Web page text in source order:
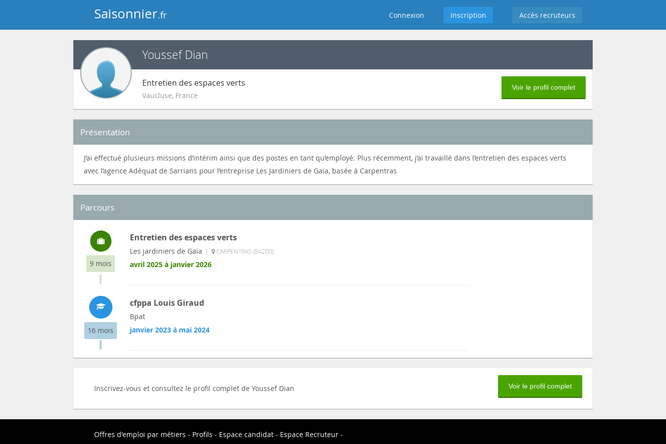
Saisonnier.fr Connexion Inscription Accès recruteurs
Youssef Dian
Entretien des espaces verts
Vaucluse, France
Voir le profil complet
Présentation
J’ai effectué plusieurs missions d’intérim ainsi que des postes en tant qu’employé. Plus récemment, j’ai travaillé dans l’entretien des espaces verts
avec l’agence Adéquat de Sarrians pour l’entreprise Les Jardiniers de Gaïa, basée à Carpentras
Parcours
9 mois
Entretien des espaces verts
Les jardiniers de Gaïa | CARPENTRAS (84200)
avril 2025 à janvier 2026
16 mois
cfppa Louis Giraud
Bpat
janvier 2023 à mai 2024
Inscrivez-vous et consultez le profil complet de Youssef Dian Voir le profil complet
Offres d'emploi par métiers Profils Espace candidat Espace Recruteur